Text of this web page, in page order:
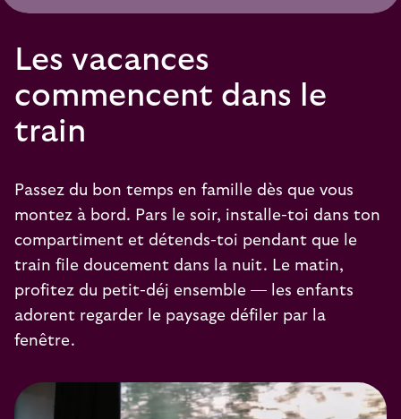
Les vacances
commencent dans le
train
Passez du bon temps en famille dès que vous
montez à bord. Pars le soir, installe-toi dans ton
compartiment et détends-toi pendant que le
train file doucement dans la nuit. Le matin,
profitez du petit-déj ensemble — les enfants
adorent regarder le paysage défiler par la
fenêtre.